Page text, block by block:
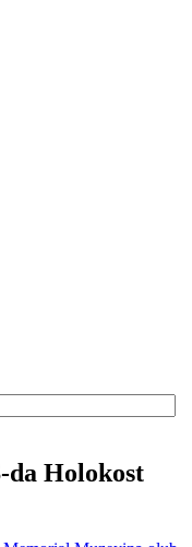
Holokost